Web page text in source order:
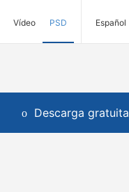
Vídeo PSD Español
Descarga gratuita